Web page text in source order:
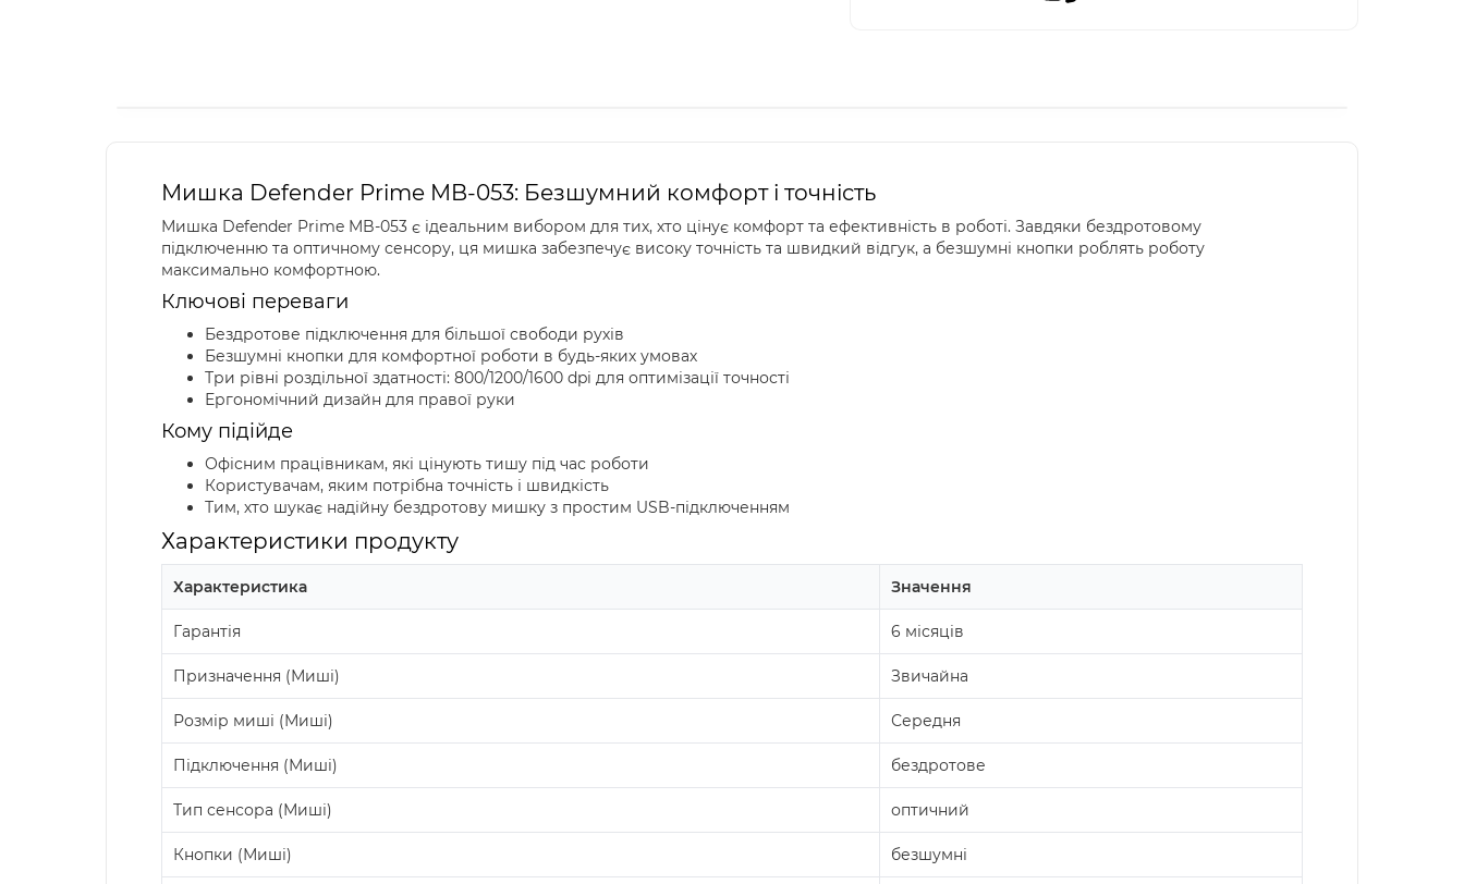
Мишка Defender Prime MB-053: Безшумний комфорт і точність
Мишка Defender Prime MB-053 є ідеальним вибором для тих, хто цінує комфорт та ефективність в роботі. Завдяки бездротовому
підключенню та оптичному сенсору, ця мишка забезпечує високу точність та швидкий відгук, а безшумні кнопки роблять роботу
максимально комфортною.
Ключові переваги
Бездротове підключення для більшої свободи рухів
Безшумні кнопки для комфортної роботи в будь-яких умовах
Три рівні роздільної здатності: 800/1200/1600 dpi для оптимізації точності
Ергономічний дизайн для правої руки
Кому підійде
Офісним працівникам, які цінують тишу під час роботи
Користувачам, яким потрібна точність і швидкість
Тим, хто шукає надійну бездротову мишку з простим USB-підключенням
Характеристики продукту
Характеристика Значення
Гарантія 6 місяців
Призначення (Миші) Звичайна
Розмір миші (Миші) Середня
Підключення (Миші) бездротове
Тип сенсора (Миші) оптичний
Кнопки (Миші) безшумні